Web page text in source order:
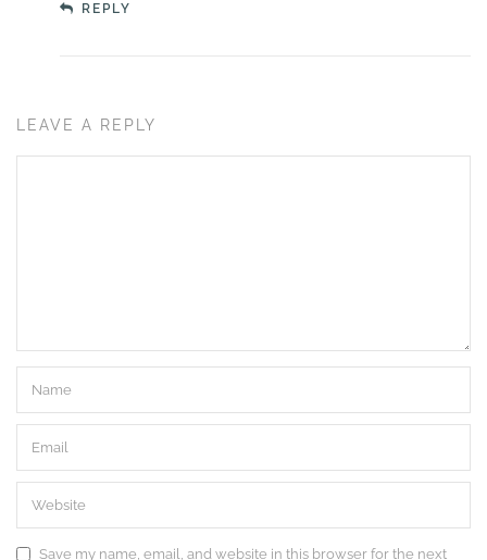
REPLY
LEAVE A REPLY
Save my name, email, and website in this browser for the next